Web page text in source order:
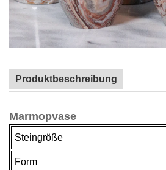
Produktbeschreibung
Marmорvase
Steingröße
Form